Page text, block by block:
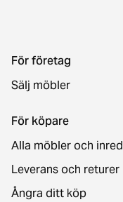
För företag
Sälj möbler
För köpare
Alla möbler och
Leverans och returer
Ångra ditt köp